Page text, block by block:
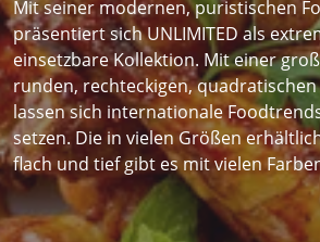
Mit seiner modernen, puristischen
präsentiert sich UNLIMITED als
einsetzbare Kollektion. Mit einer
runden, rechteckigen,
lassen sich internationale
setzen. Die in vielen Größen
flach und tief gibt es mit vielen